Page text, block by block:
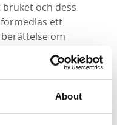
About
och dess
ett
om